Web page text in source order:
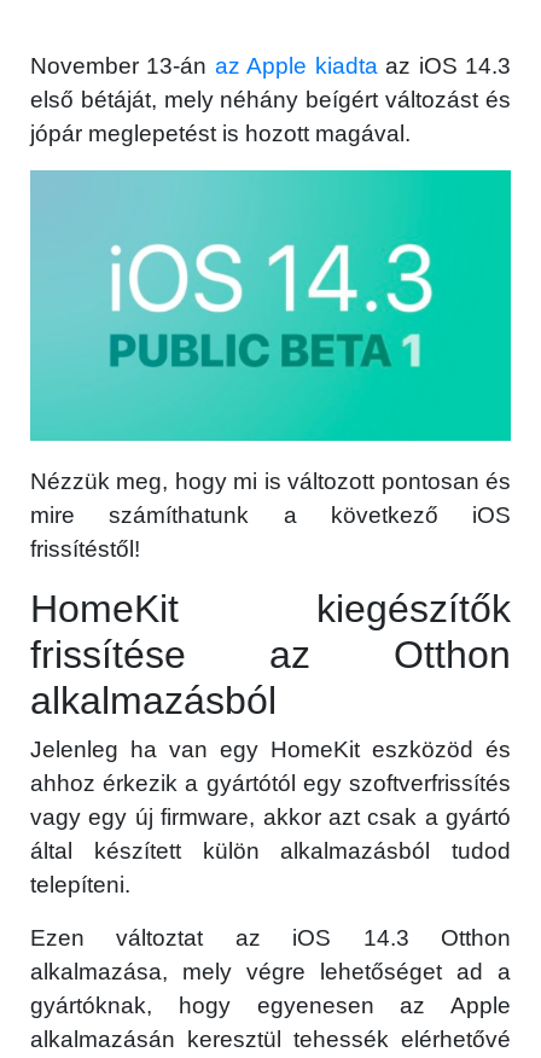
November 13-án az Apple kiadta az iOS 14.3
első bétáját, mely néhány beígért változást és
jópár meglepetést is hozott magával.
Nézzük meg, hogy mi is változott pontosan és
mire számíthatunk a következő iOS
frissítéstől!
HomeKit kiegészítők
frissítése az Otthon
alkalmazásból
Jelenleg ha van egy HomeKit eszközöd és
ahhoz érkezik a gyártótól egy szoftverfrissítés
vagy egy új firmware, akkor azt csak a gyártó
által készített külön alkalmazásból tudod
telepíteni.
Ezen változtat az iOS 14.3 Otthon
alkalmazása, mely végre lehetőséget ad a
gyártóknak, hogy egyenesen az Apple
alkalmazásán keresztül tehessék elérhetővé